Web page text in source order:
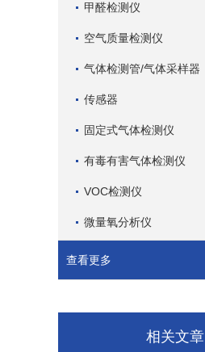
甲醛检测仪
空气质量检测仪
气体检测管/气体采样器
传感器
固定式气体检测仪
有毒有害气体检测仪
VOC检测仪
微量氧分析仪
查看更多
相关文章